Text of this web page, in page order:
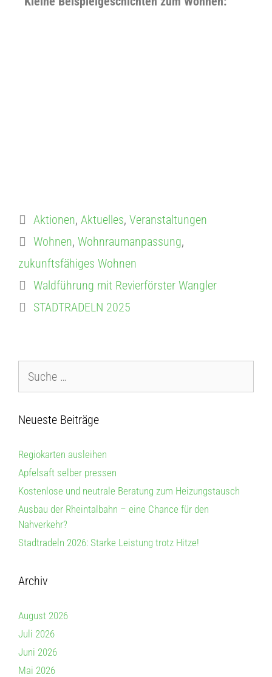
Aktionen, Aktuelles, Veranstaltungen
Wohnen, Wohnraumanpassung,
zukunftsfähiges Wohnen
Waldführung mit Revierförster Wangler
STADTRADELN 2025
Neueste Beiträge
Regiokarten ausleihen
Apfelsaft selber pressen
Kostenlose und neutrale Beratung zum Heizungstausch
Ausbau der Rheintalbahn – eine Chance für den
Nahverkehr?
Stadtradeln 2026: Starke Leistung trotz Hitze!
Archiv
August 2026
Juli 2026
Juni 2026
Mai 2026